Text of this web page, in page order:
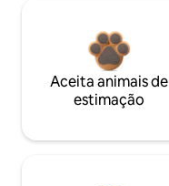
Aceita animais de
estimação